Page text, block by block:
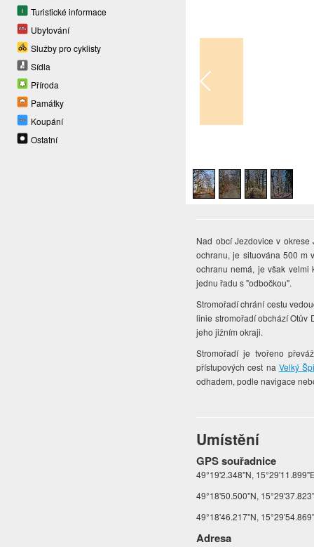
Turistické informace
Ubytování
Služby pro cyklisty
Sídla
Příroda
Památky
Koupání
Ostatní
Nad obcí Jezdovice v
ochranu, je situována 500 m
ochranu nemá, je však
jednu řadu s "odbočkou".
Stromořadí chrání cestu
linie stromořadí obchází Otův
jeho jižním okraji.
Stromořadí je tvořeno
přístupových cest na Velký
odhadem, podle navigace
Umístění
GPS souřadnice
49°19'2.348"N,
49°18'50.500"N,
49°18'46.217"N,
Adresa